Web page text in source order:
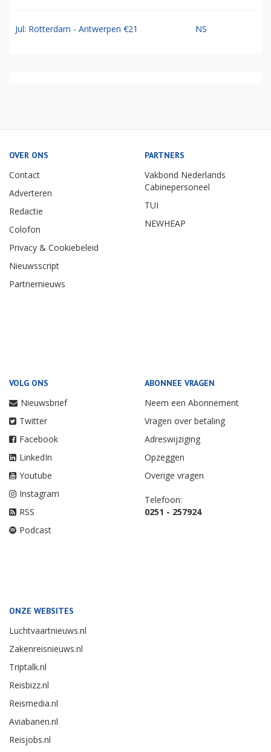
Jul: Rotterdam - Antwerpen €21 NS
OVER ONS
Contact
Adverteren
Redactie
Colofon
Privacy & Cookiebeleid
Nieuwsscript
Partnernieuws
PARTNERS
Vakbond Nederlands
Cabinepersoneel
TUI
NEWHEAP
VOLG ONS
Nieuwsbrief
Twitter
Facebook
LinkedIn
Youtube
Instagram
RSS
Podcast
ABONNEE VRAGEN
Neem een Abonnement
Vragen over betaling
Adreswijziging
Opzeggen
Overige vragen
Telefoon:
0251 - 257924
ONZE WEBSITES
Luchtvaartnieuws.nl
Zakenreisnieuws.nl
Triptalk.nl
Reisbizz.nl
Reismedia.nl
Aviabanen.nl
Reisjobs.nl